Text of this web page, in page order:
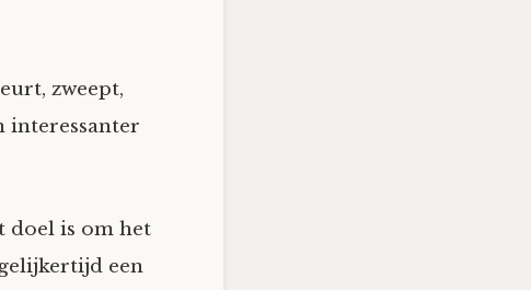
zweept,
interessanter
doel is om het
een